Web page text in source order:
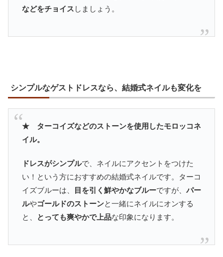
などをチョイス しましょう。
シンプルなゲストドレスなら、結婚式ネイルも変化を
★ ターコイズなどのストーンを使用したモロッコネ
イル。
ドレスがシンプルで、ネイルにアクセントをつけた
い！という方におすすめの結婚式ネイルです。ターコ
イズブルーは、
目を引く鮮やかなブルーですが、 パー
ルやゴールドのストーンと一緒にネイルにオンする
と、
とっても爽やかで上品な印象になります。